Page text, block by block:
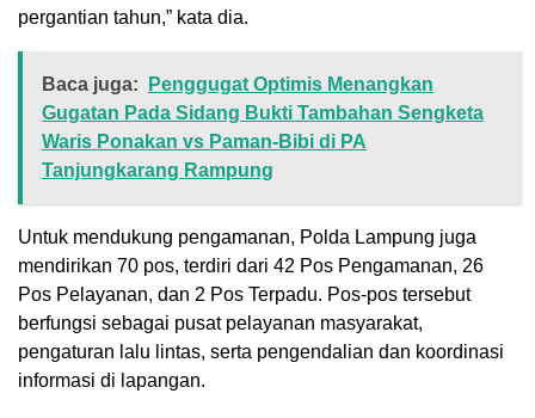
pergantian tahun,” kata dia.
Baca juga:
Penggugat Optimis Menangkan
Gugatan Pada Sidang Bukti Tambahan Sengketa
Waris Ponakan vs Paman-Bibi di PA
Tanjungkarang Rampung
Untuk mendukung pengamanan, Polda Lampung juga
mendirikan 70 pos, terdiri dari 42 Pos Pengamanan, 26
Pos Pelayanan, dan 2 Pos Terpadu. Pos-pos tersebut
berfungsi sebagai pusat pelayanan masyarakat,
pengaturan lalu lintas, serta pengendalian dan koordinasi
informasi di lapangan.